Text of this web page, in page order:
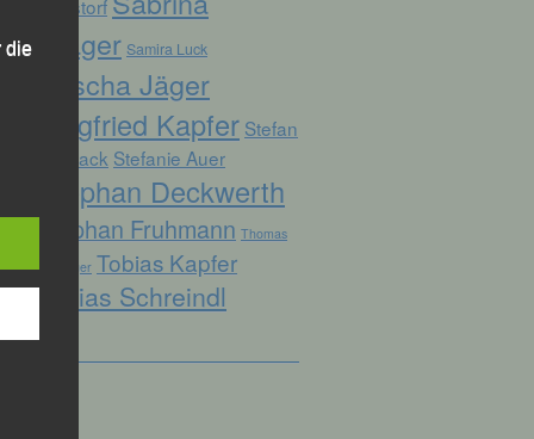
Ruhstorf
Prager Samira Luck
Sascha Jäger
Siegfried Kapfer Stefan
Biersack Stefanie Auer
Stephan Deckwerth
Stephan Fruhmann Thomas
Kopfinger Tobias Kapfer
Tobias Schreindl
die